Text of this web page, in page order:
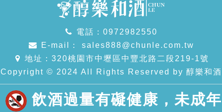
電話：0972982550
E-mail：
sales888@chunle.com.tw
地址：320桃園市中壢區中豐北路二段219-1號
Copyright © 2024 All Rights Reserved by 醇樂和酒
飲酒過量有礙健康，未成